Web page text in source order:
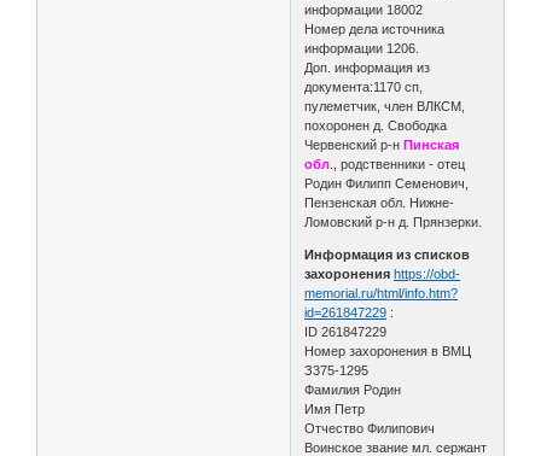
информации 18002
Номер дела источника
информации 1206.
Доп. информация из
документа:1170 сп,
пулеметчик, член ВЛКСМ,
похоронен д. Свободка
Червенский р-нПинская
обл ., родственники - отец
Родин Филипп Семенович,
Пензенская обл. Нижне-
Ломовский р-н д. Прянзерки.
Информация из списков
захоронения https://obd-
memorial.ru/html/info.htm?
id=261847229 :
ID 261847229
Номер захоронения в ВМЦ
З375-1295
Фамилия Родин
Имя Петр
Отчество Филипович
Воинское звание мл. сержант